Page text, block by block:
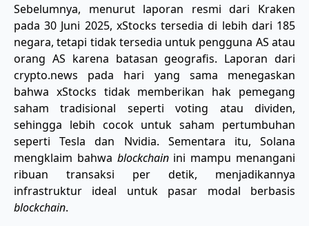
Sebelumnya, menurut laporan resmi dari Kraken
pada 30 Juni 2025, xStocks tersedia di lebih dari 185
negara, tetapi tidak tersedia untuk pengguna AS atau
orang AS karena batasan geografis. Laporan dari
crypto.news pada hari yang sama menegaskan
bahwa xStocks tidak memberikan hak pemegang
saham tradisional seperti voting atau dividen,
sehingga lebih cocok untuk saham pertumbuhan
seperti Tesla dan Nvidia. Sementara itu, Solana
mengklaim bahwa blockchain ini mampu menangani
ribuan transaksi per detik, menjadikannya
infrastruktur ideal untuk pasar modal berbasis
blockchain.